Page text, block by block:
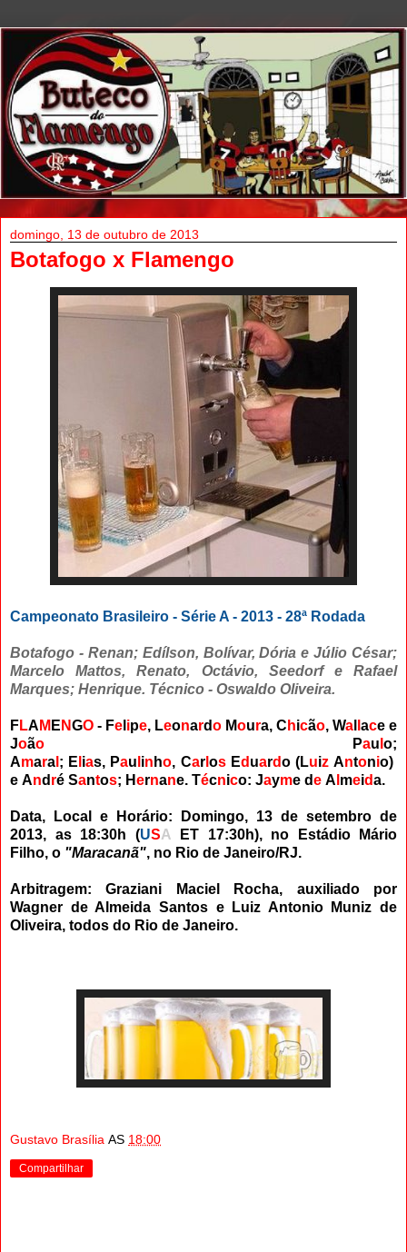
domingo, 13 de outubro de 2013
Botafogo x Flamengo
Campeonato Brasileiro - Série A - 2013 - 28ª Rodada
Botafogo - Renan; Edílson, Bolívar, Dória e Júlio César;
Marcelo Mattos, Renato, Octávio, Seedorf e Rafael
Marques; Henrique. Técnico - Oswaldo Oliveira.
FLA M E NGO - Fe ipe, Leonardo Moura, C hicão, Wa ace e
João Pau o;
Amara ; E ias, Pau in ho, Carl osEd uardo (LuizAntonio)
e And ré Santos; Hernane. Técnico: Jayme de A meida.
Data, Local e Horário: Domingo, 13 de setembro de
2013, as 18:30h (USA ET 17:30h), no Estádio Mário
Filho, o "Maracanã", no Rio de Janeiro/RJ.
Arbitragem: Graziani Maciel Rocha, auxiliado por
Wagner de Almeida Santos e Luiz Antonio Muniz de
Oliveira, todos do Rio de Janeiro.
Gustavo Brasília AS 18:00
Compartilhar